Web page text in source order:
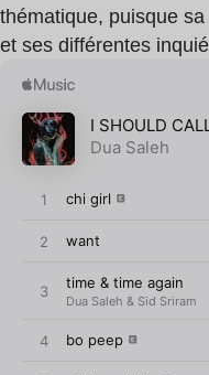
thématique, puisque
et ses différentes